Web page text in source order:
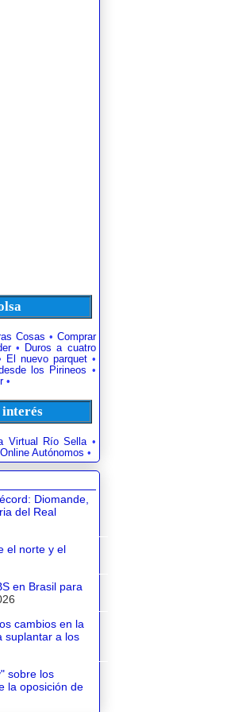
Cosas • Comprar
•
Duros a cuatro
El nuevo parquet•
los Pirineos •
•
interés
Virtual Río Sella•
Autónomos •
Diomande,
del Real
el norte y el
en Brasil para
cambios en la
suplantar a los
sobre los
la oposición de